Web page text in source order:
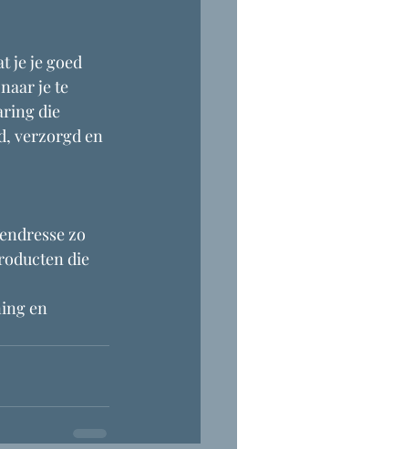
je je goed
je te
die
verzorgd en
zo
die
en